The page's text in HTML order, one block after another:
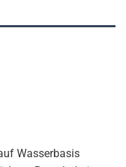
Wasserbasis